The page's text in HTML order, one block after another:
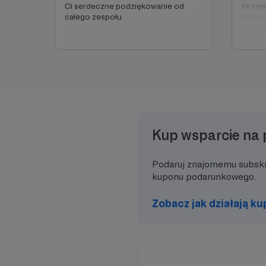
Ci serdeczne podziękowanie od
całego zespołu
Kup wsparcie na
Podaruj znajomemu
kuponu podarunkowego.
Zobacz jak działają